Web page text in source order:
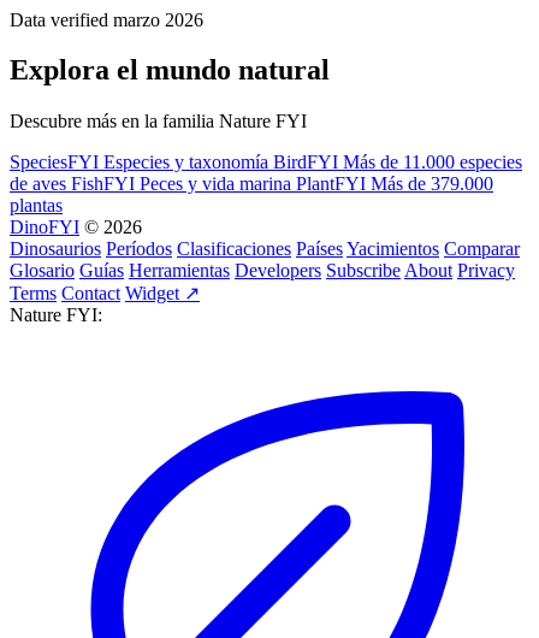
Data verified marzo 2026
Explora el mundo natural
Descubre más en la familia Nature FYI
SpeciesFYI Especies y taxonomía BirdFYI Más de 11.000 especies
de aves FishFYI Peces y vida marina PlantFYI Más de 379.000
plantas
DinoFYI © 2026
Dinosaurios Períodos Clasificaciones PaísesYacimientos Comparar
Glosario Guías Herramientas Developers Subscribe About Privacy
Terms Contact Widget ↗
Nature FYI: